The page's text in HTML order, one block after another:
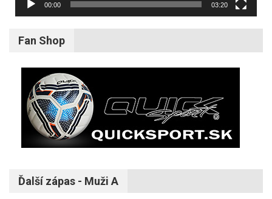
00:00 03:20
Fan Shop
Ďalší zápas - Muži A